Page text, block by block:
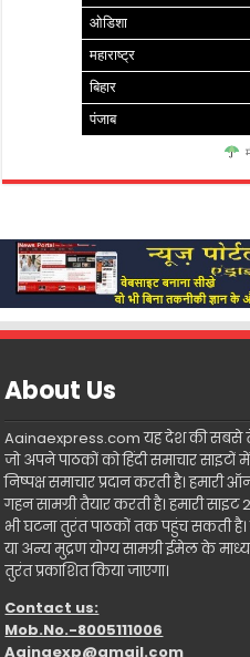
ओडिशा
महाराष्ट्र
बिहार
पंजाब
About Us
Aainaexpress.com यह देश की सबसे
जो अपने पाठकों को हिंदी समाचार
निष्पक्ष समाचार प्रदान करती है। हमारी
गहन सामग्री तैयार करती है। हमारी
भी घटना तुरंत पाठकों तक पहुंच सकती
या अन्य मुद्रण योग्य सामग्री ईमेल के
तुरंत प्रकाशित किया जाएगा।
Contact us:
Mob.No.-8005111006
Aainaexp@gmail.com